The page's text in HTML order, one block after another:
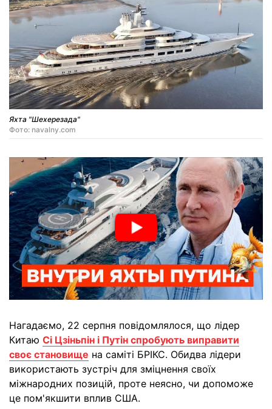
Яхта "Шехерезада"
Фото: navalny.com
Нагадаємо, 22 серпня повідомлялося, що лідер
Китаю Сі Цзіньпін і Путін спробують виправити
своє становище на саміті БРІКС. Обидва лідери
використають зустріч для зміцнення своїх
міжнародних позицій, проте неясно, чи допоможе
це пом'якшити вплив США.